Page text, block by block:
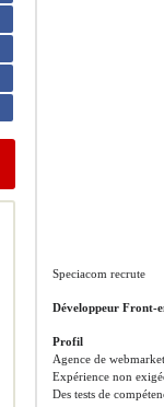
Speciacom recrute
Développeur Front-
Profil
Agence de
Expérience non
Des tests de